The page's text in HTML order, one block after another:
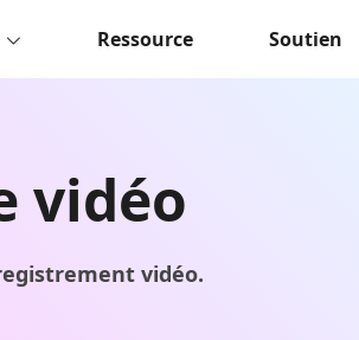
Ressource Soutien
vidéo
vidéo.